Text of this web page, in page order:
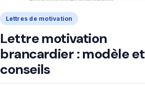
Lettres de motivation
Lettre motivation
brancardier : modèle et
conseils